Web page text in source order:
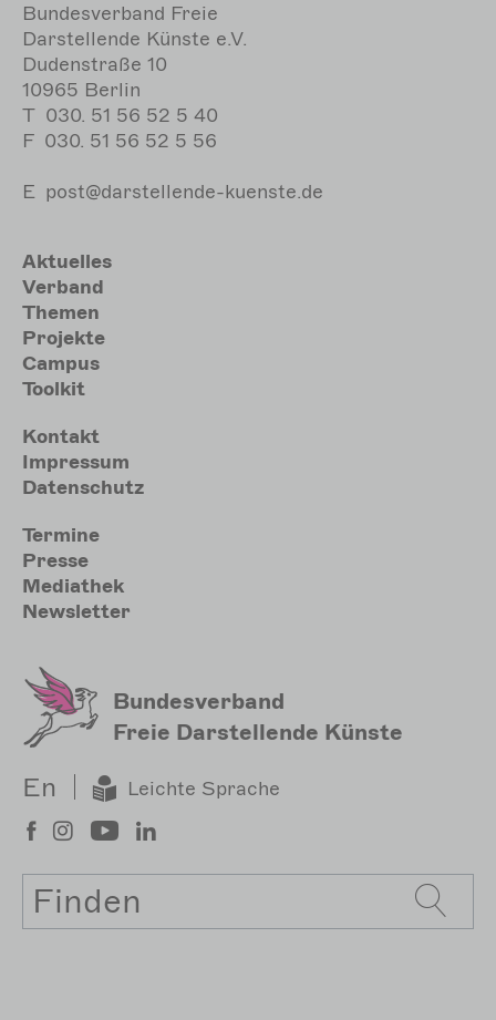
Bundesverband Freie
Darstellende Künste e.V.
Dudenstraße 10
10965 Berlin
T 030. 51 56 52 5 40
F 030. 51 56 52 5 56
E post@darstellende-kuenste.de
Hauptnavigation
Aktuelles
Verband
Themen
Projekte
Campus
Toolkit
Meta
Kontakt
Impressum
Datenschutz
Sekundärmenu
Termine
Presse
Mediathek
Newsletter
Bundesverband
Freie Darstellende Künste
En Leichte Sprache
Suche